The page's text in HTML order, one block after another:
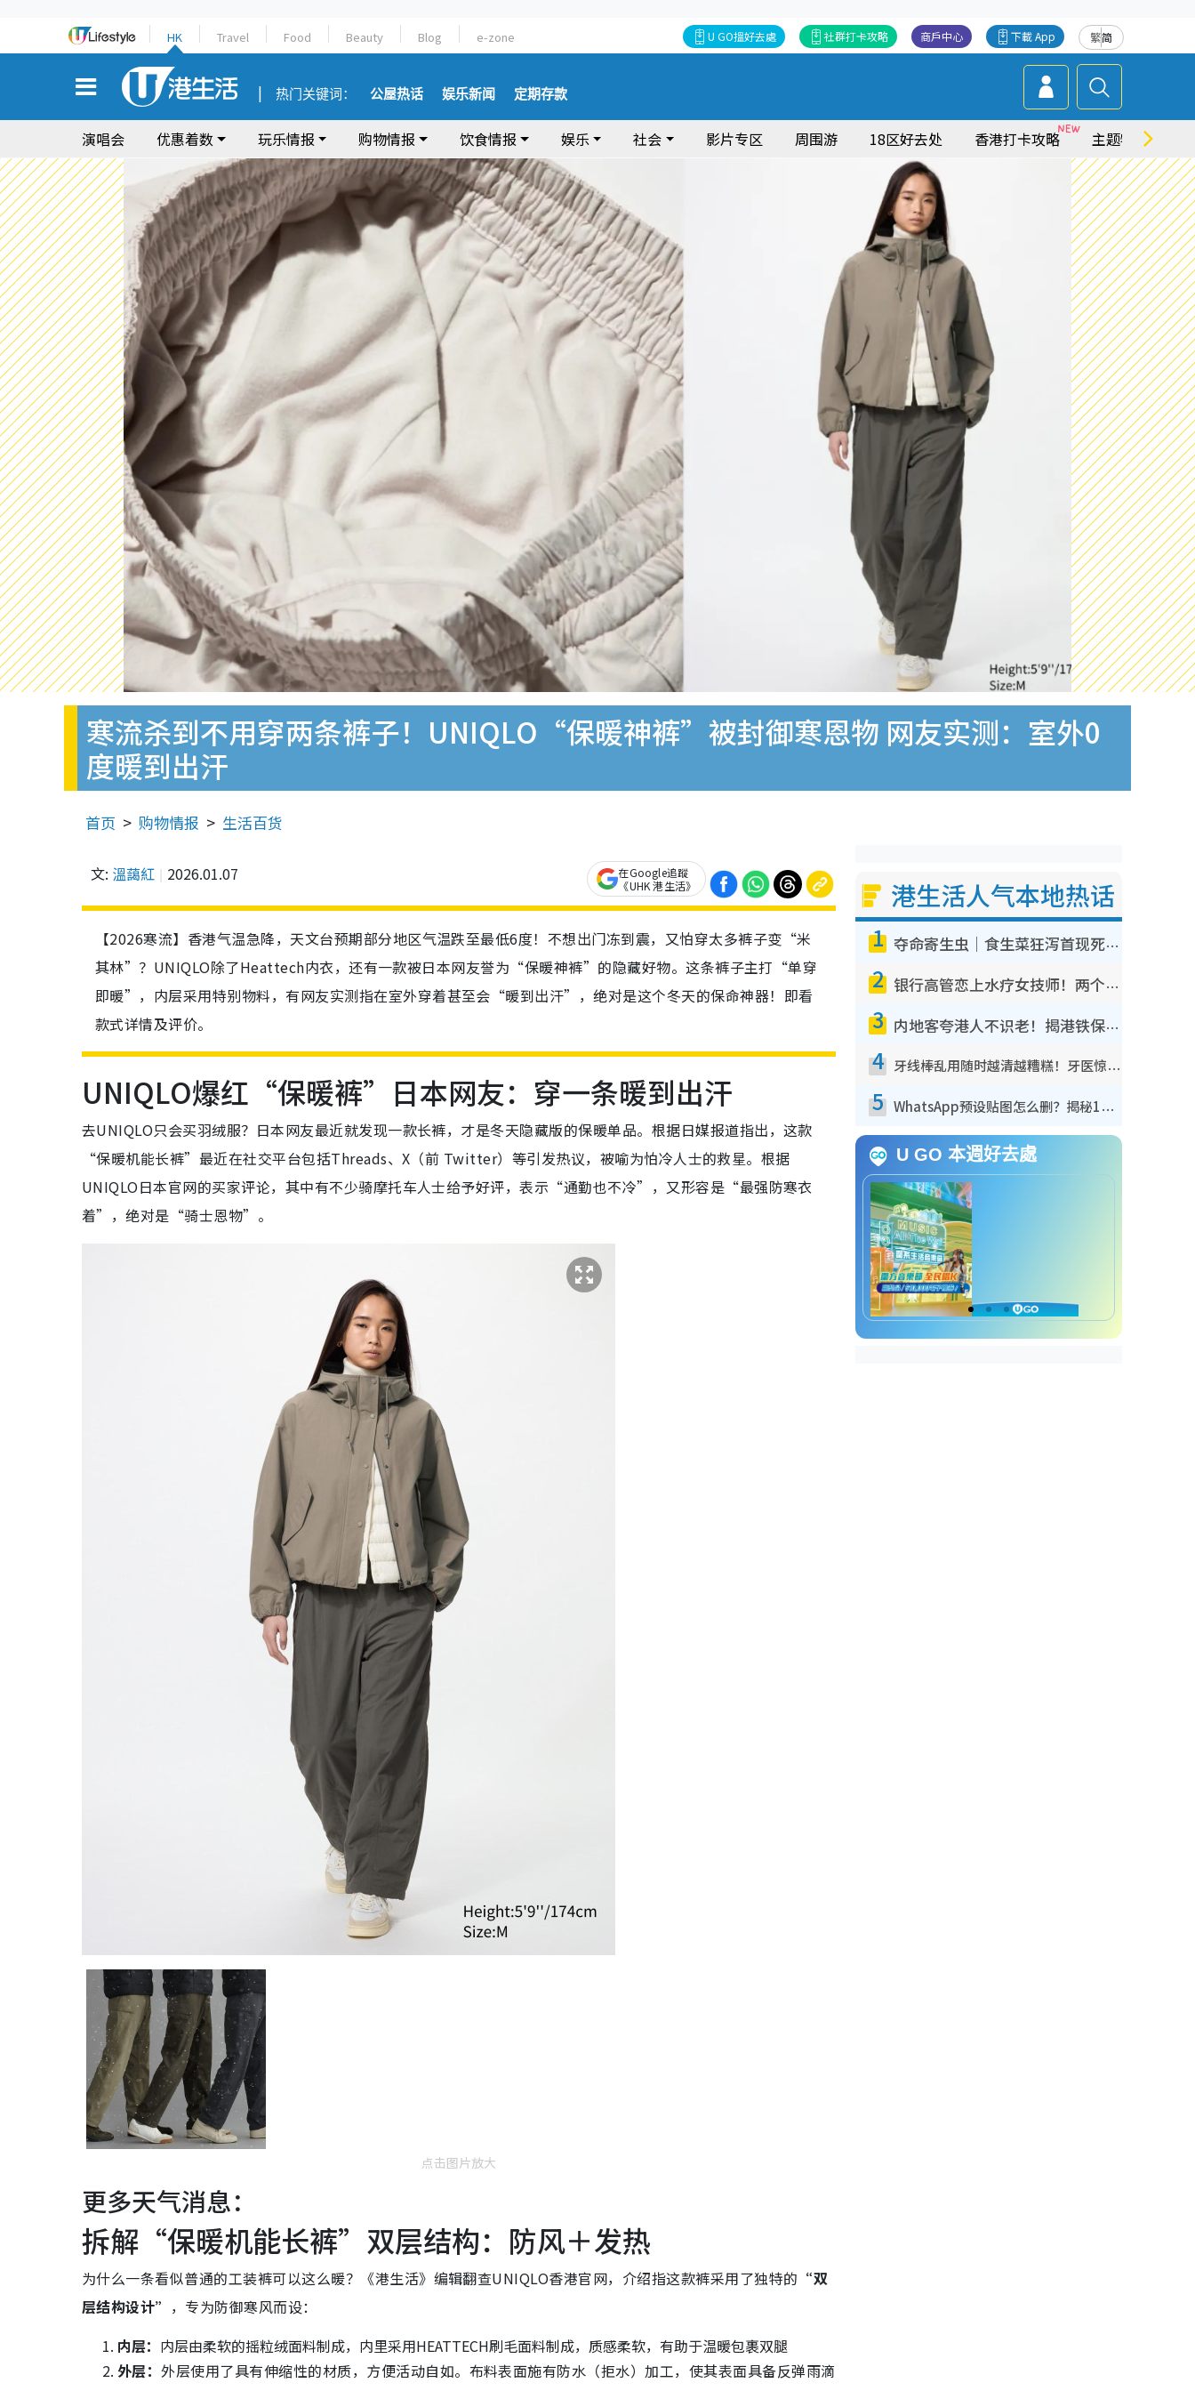
HK Travel Food Beauty Blog e-zone 繁简
下載 App
商戶中心
社群打卡攻略
U GO搵好去處
热门关键词： 公屋热话 娱乐新闻 定期存款
演唱会 优惠着数 玩乐情报 购物情报 饮食情报 娱乐 社会 影片专区 周围游 18区好去处 香港打卡攻略 主题特集
寒流杀到不用穿两条裤子！UNIQLO“保暖神裤”被封御寒恩物 网友实测：室外0
度暖到出汗
首页 购物情报 生活百货
文: 溫藹紅 2026.01.07
在Google追蹤
《UHK 港生活》
【2026寒流】香港气温急降，天文台预期部分地区气温跌至最低6度！不想出门冻到震，又怕穿太多裤子变“米
其林”？UNIQLO除了Heattech内衣，还有一款被日本网友誉为“保暖神裤”的隐藏好物。这条裤子主打“单穿
即暖”，内层采用特别物料，有网友实测指在室外穿着甚至会“暖到出汗”，绝对是这个冬天的保命神器！即看
款式详情及评价。
UNIQLO爆红“保暖裤”日本网友：穿一条暖到出汗
去UNIQLO只会买羽绒服？日本网友最近就发现一款长裤，才是冬天隐藏版的保暖单品。根据日媒报道指出，这款
“保暖机能长裤”最近在社交平台包括Threads、X（前 Twitter）等引发热议，被喻为怕冷人士的救星。根据
UNIQLO日本官网的买家评论，其中有不少骑摩托车人士给予好评，表示“通勤也不冷”，又形容是“最强防寒衣
着”，绝对是“骑士恩物”。
点击图片放大
更多天气消息：
拆解“保暖机能长裤”双层结构：防风＋发热
为什么一条看似普通的工装裤可以这么暖？《港生活》编辑翻查UNIQLO香港官网，介绍指这款裤采用了独特的 “双
层结构设计” ，专为防御寒风而设：
内层： 内层由柔软的摇粒绒面料制成，内里采用HEATTECH刷毛面料制成，质感柔软，有助于温暖包裹双腿
外层：外层使用了具有伸缩性的材质，方便活动自如。布料表面施有防水（拒水）加工，使其表面具备反弹雨滴
港生活人气本地热话
1 夺命寄生虫｜食生菜狂泻首现死者！疫潮恶化录1.8万宗病例 揭洗菜3大谬误
2 银行高管恋上水疗女技师！两个月借128万惊觉“沉船”沉落火海 揭背后疑似邪教操控卖淫
3 内地客夸港人不识老！揭港铁保鲜级冷气 港人求放过：别投诉
4 牙线棒乱用随时越清越糟糕！牙医惊揭盲目过户细菌恐致蛀牙：这种才是日常真保养
5 WhatsApp预设贴图怎么删？揭秘1招“反向操作”还原简洁界面 附3步实测教程
U GO 本週好去處